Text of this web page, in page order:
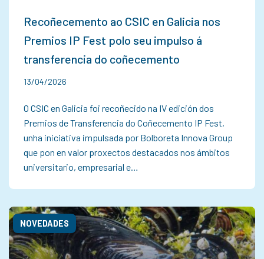
Recoñecemento ao CSIC en Galicia nos
Premios IP Fest polo seu impulso á
transferencia do coñecemento
13/04/2026
O CSIC en Galicia foi recoñecido na IV edición dos
Premios de Transferencia do Coñecemento IP Fest,
unha iniciativa impulsada por Bolboreta Innova Group
que pon en valor proxectos destacados nos ámbitos
universitario, empresarial e…
NOVEDADES